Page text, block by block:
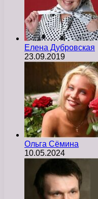
Елена Дубровская
23.09.2019
Ольга Сёмина
10.05.2024